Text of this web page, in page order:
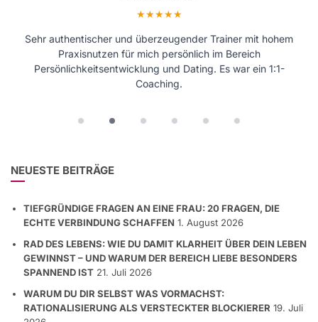
Bewertung: 5 von 5 Sternen
Sehr authentischer und überzeugender Trainer mit hohem
Praxisnutzen für mich persönlich im Bereich
Persönlichkeitsentwicklung und Dating. Es war ein 1:1-
Coaching.
NEUESTE BEITRÄGE
TIEFGRÜNDIGE FRAGEN AN EINE FRAU: 20 FRAGEN, DIE
ECHTE VERBINDUNG SCHAFFEN 1. August 2026
RAD DES LEBENS: WIE DU DAMIT KLARHEIT ÜBER DEIN LEBEN
GEWINNST – UND WARUM DER BEREICH LIEBE BESONDERS
SPANNEND IST 21. Juli 2026
WARUM DU DIR SELBST WAS VORMACHST:
RATIONALISIERUNG ALS VERSTECKTER BLOCKIERER 19. Juli